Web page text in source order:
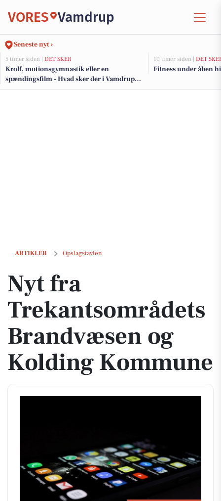
VORES Vamdrup
Seneste nyt ›
5 timer siden | DET SKER
Krolf, motionsgymnastik eller en
spændingsfilm - Hvad sker der i Vamdrup
den kommende uge?
10 timer siden | DET
Fitness under åben
ARTIKLER Opslagstavlen
Nyt fra Trekantsområdets Brandvæsen og Kolding Kommune
Nyt fra
Trekantsområdets
Brandvæsen og
Kolding Kommune